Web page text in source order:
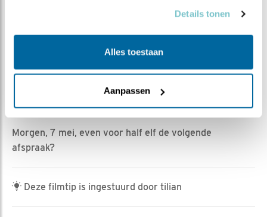
Details tonen
Alles toestaan
Aanpassen
Ei nr. 3
Vind ik leuk| Bewaar dit filmpje|
441x
Vanmorgen om 10:35 uur is het derde ei gelegd. Een
vrouw van de tijd!
Morgen, 7 mei, even voor half elf de volgende
afspraak?
Deze filmtip is ingestuurd door tilian